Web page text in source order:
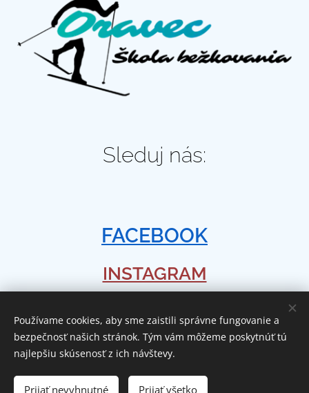
Sleduj nás:
FACEBOOK
INSTAGRAM
Recenzie
Používame cookies, aby sme zaistili správne fungovanie a
bezpečnosť našich stránok. Tým vám môžeme poskytnúť tú
najlepšiu skúsenosť z ich návštevy.
Prijať nevyhnutné Prijať všetko